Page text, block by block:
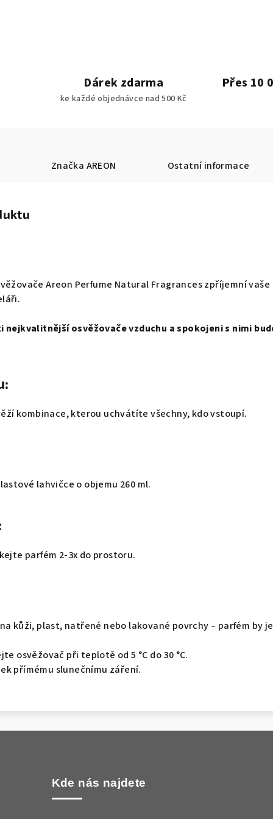
Dárek zdarma
ke každé objednávce nad 500 Kč
Přes 10
Značka AREON Ostatní informace
Areon Perfume Natural Fragrances zpříjemní vaše
nejkvalitnější osvěžovače vzduchu a spokojeni s nimi
kombinace, kterou uchvátíte všechny, kdo vstoupí.
lahvičce o objemu 260 ml.
parfém 2-3x do prostoru.
kůži, plast, natřené nebo lakované povrchy – parfém by
osvěžovač při teplotě od 5 °C do 30 °C.
přímému slunečnímu záření.
Kde nás najdete